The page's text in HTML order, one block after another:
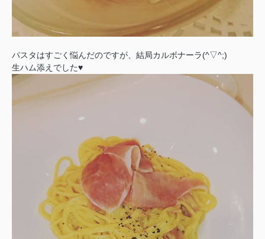
パスタはすごく悩んだのですが、結局カルボナーラ(^▽^;)
生ハム添えでした♥